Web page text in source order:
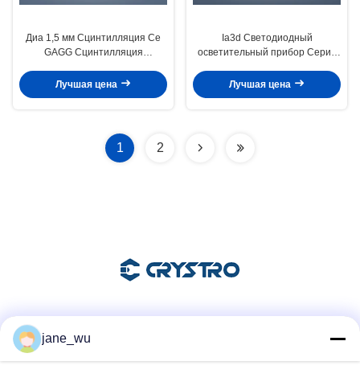
Диа 1,5 мм Сцинтилляция Ce
GAGG Сцинтилляция
Стержень
Лучшая цена
Ia3d Светодиодный
осветительный прибор Серий
Алюминиевый Граннет
Лучшая цена
1 2
jane_wu